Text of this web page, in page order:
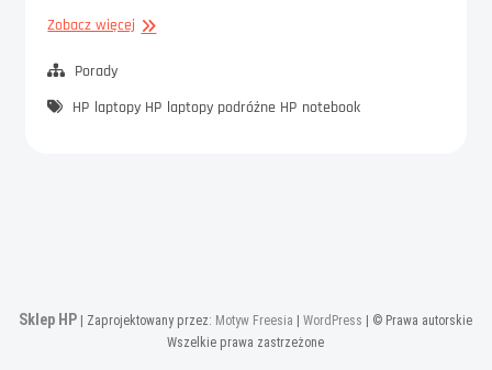
Zobacz więcej Notebook
Porady
HP laptopy HP laptopy podróżne HP notebook
Sklep HP | Zaprojektowany przez: Motyw Freesia |WordPress
| © Prawa autorskie
Wszelkie prawa zastrzeżone